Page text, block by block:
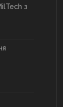
з